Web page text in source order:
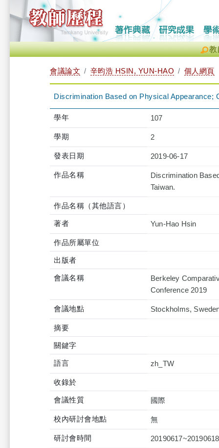
教
會議論文 辛昀浩 HSIN, YUN-HAO 個人網頁
Discrimination Based on Physical Appearance;
學年 107
學期 2
發表日期 2019-06-17
作品名稱
Discrimination
Taiwan.
作品名稱（其他語言）
著者 Yun-Hao Hsin
作品所屬單位
出版者
會議名稱
Berkeley
Conference 2019
會議地點 Stockholms,
摘要
關鍵字
語言 zh_TW
收錄於
會議性質 國際
校內研討會地點 無
研討會時間 20190617~20190618